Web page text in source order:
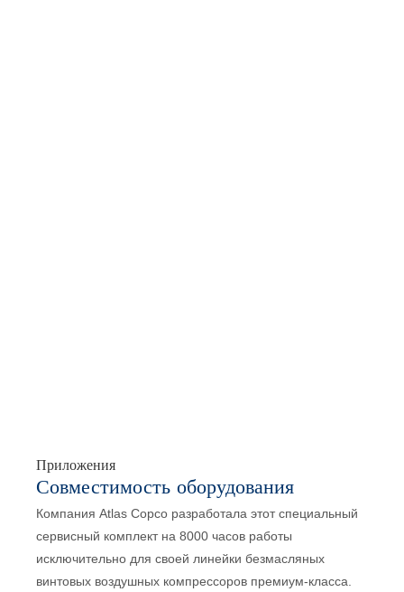
Приложения
Совместимость оборудования
Компания Atlas Copco разработала этот специальный
сервисный комплект на 8000 часов работы
исключительно для своей линейки безмасляных
винтовых воздушных компрессоров премиум-класса.